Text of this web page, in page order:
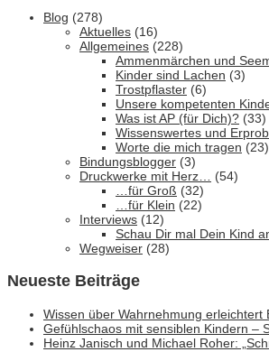
Blog (278)
Aktuelles (16)
Allgemeines (228)
Ammenmärchen und
Kinder sind Lachen (3)
Trostpflaster (6)
Unsere kompetenten
Was ist AP (für Dich)? (33)
Wissenswertes und
Worte die mich tragen (23)
Bindungsblogger (3)
Druckwerke mit Herz… (54)
…für Groß (32)
…für Klein (22)
Interviews (12)
Schau Dir mal Dein Kind
Wegweiser (28)
Neueste Beiträge
Wissen über Wahrnehmung erleichtert
Gefühlschaos mit sensiblen Kindern –
Heinz Janisch und Michael Roher: